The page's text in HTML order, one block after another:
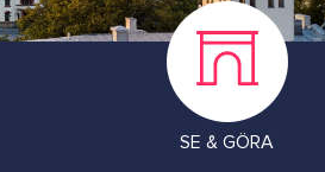
SE & GÖRA